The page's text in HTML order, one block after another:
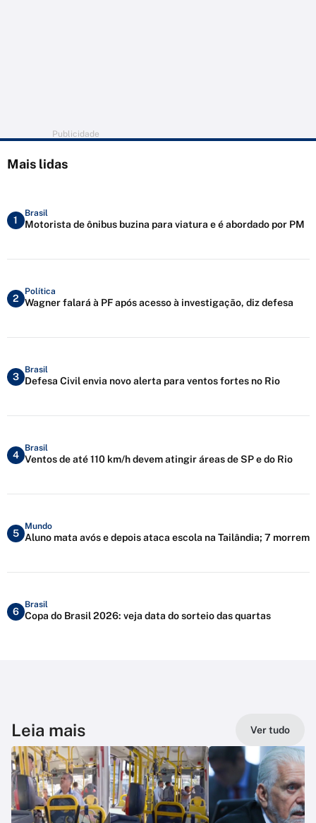
Publicidade
Mais lidas
1
Brasil
Motorista de ônibus buzina para viatura e é abordado por PM
2
Política
Wagner falará à PF após acesso à investigação, diz defesa
3
Brasil
Defesa Civil envia novo alerta para ventos fortes no Rio
4
Brasil
Ventos de até 110 km/h devem atingir áreas de SP e do Rio
5
Mundo
Aluno mata avós e depois ataca escola na Tailândia; 7 morrem
6
Brasil
Copa do Brasil 2026: veja data do sorteio das quartas
Leia mais Ver tudo